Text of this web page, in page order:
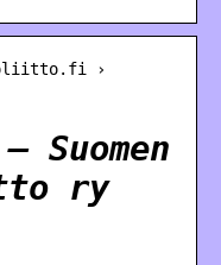
›
Suomen
ry